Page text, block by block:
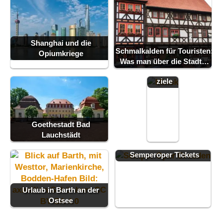
Shanghai und die
Opiumkriege
Schmalkalden für Touristen:
Was man über die Stadt…
Goethestadt Bad
Lauchstädt
Minsk -
Sehens
würdigk
eiten
und
Ausflugs
ziele
Urlaub in Barth an der
Ostsee
Dresden Reise &
Semperoper Tickets